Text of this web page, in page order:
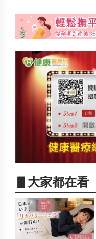
▋大家都在看